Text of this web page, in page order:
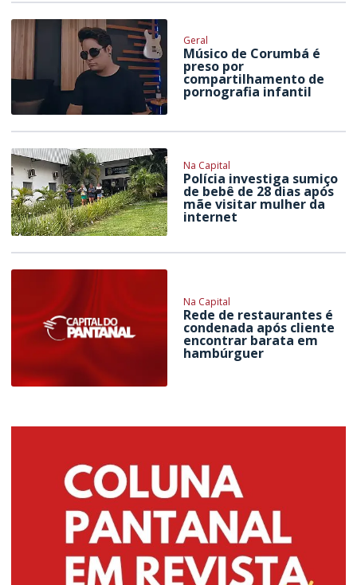
Geral
Músico de Corumbá é
preso por
compartilhamento de
pornografia infantil
Na Capital
Polícia investiga sumiço
de bebê de 28 dias após
mãe visitar mulher da
internet
Na Capital
Rede de restaurantes é
condenada após cliente
encontrar barata em
hambúrguer